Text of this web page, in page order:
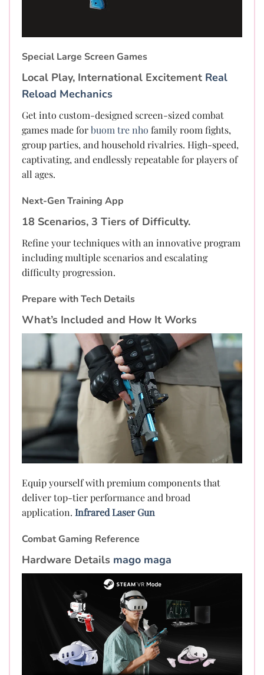
Special Large Screen Games
Local Play, International Excitement Real
Reload Mechanics
Get into custom-designed screen-sized combat
games made forbuom tre nho family room fights,
group parties, and household rivalries. High-speed,
captivating, and endlessly repeatable for players of
all ages.
Next-Gen Training App
18 Scenarios, 3 Tiers of Difficulty.
Refine your techniques with an innovative program
including multiple scenarios and escalating
difficulty progression.
Prepare with Tech Details
What’s Included and How It Works
Equip yourself with premium components that
deliver top-tier performance and broad
application. Infrared Laser Gun
Combat Gaming Reference
Hardware Details mago maga